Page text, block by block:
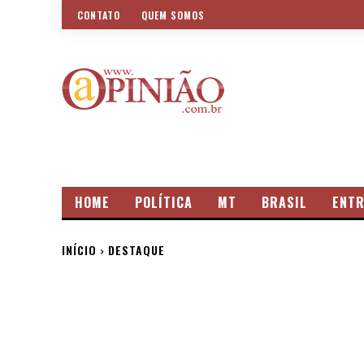
CONTATO QUEM SOMOS
HOME POLÍTICA MT BRASIL
INÍCIO DESTAQUE